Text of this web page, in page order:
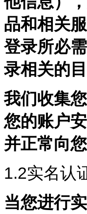
品和相关
登录所必
录相关的
我们收集
您的账户
并正常向
1.2实名认
当您进行